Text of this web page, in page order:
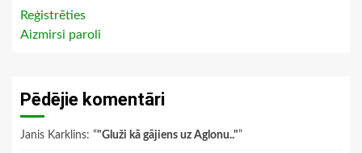
Reģistrēties
Aizmirsi paroli
Pēdējie komentāri
Janis Karklins: “"Gluži kā gājiens uz Aglonu.."”